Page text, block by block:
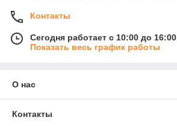
Контакты
Сегодня работает с 10:00 до 16:00
Показать весь график работы
О нас
Контакты